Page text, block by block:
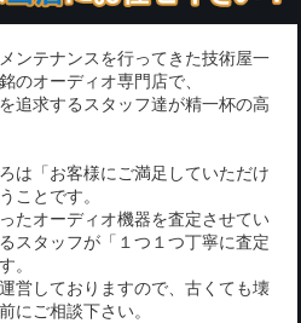
ンテナンスを行ってきた技術屋一
のオーディオ専門店で、
追求するスタッフ達が精一杯の高
は「お客様にご満足していただけ
ことです。
たオーディオ機器を査定させてい
スタッフが「１つ１つ丁寧に査定
。
営しておりますので、古くても壊
にご相談下さい。